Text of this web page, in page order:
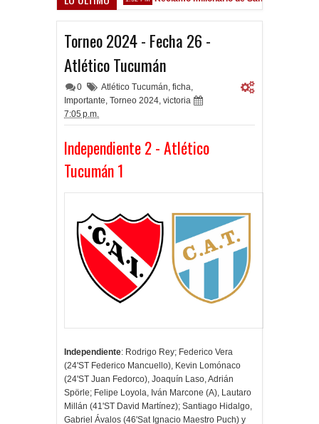
Torneo 2024 - Fecha 26 -
Atlético Tucumán
0 Atlético Tucumán, ficha,
Importante, Torneo 2024, victoria
7:05 p.m.
Independiente 2 - Atlético
Tucumán 1
Independiente: Rodrigo Rey; Federico Vera
(24'ST Federico Mancuello), Kevin Lomónaco
(24'ST Juan Fedorco), Joaquín Laso, Adrián
Spörle; Felipe Loyola, Iván Marcone (A), Lautaro
Millán (41'ST David Martínez); Santiago Hidalgo,
Gabriel Ávalos (46'Sat Ignacio Maestro Puch) y